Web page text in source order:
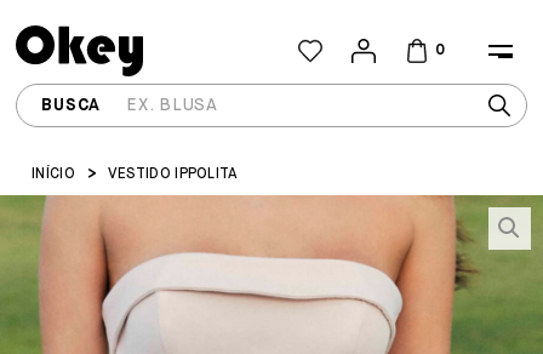
0
INÍCIO VESTIDO IPPOLITA